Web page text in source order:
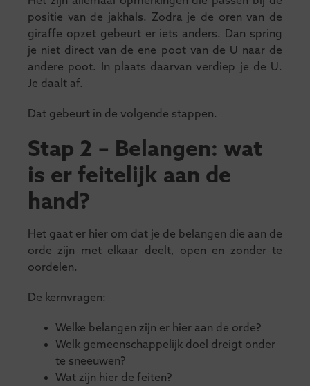
positie van de jakhals. Zodra je de oren van de
giraffe opzet gebeurt er iets anders. Dan spring
je niet direct van de ene poot van de U naar de
andere poot. In plaats daarvan verdiep je de U.
Je daalt af.
Dat gebeurt in de volgende stappen.
Stap 2 – Belangen: wat
is er feitelijk aan de
hand?
Het gaat er hier om dat je de belangen die aan de
orde zijn met elkaar deelt, open en zonder te
oordelen.
De kernvragen:
Welke belangen zijn er hier aan de orde?
Welk gemeenschappelijk doel dreigt onder
te sneeuwen?
Wat zijn hier de feiten?